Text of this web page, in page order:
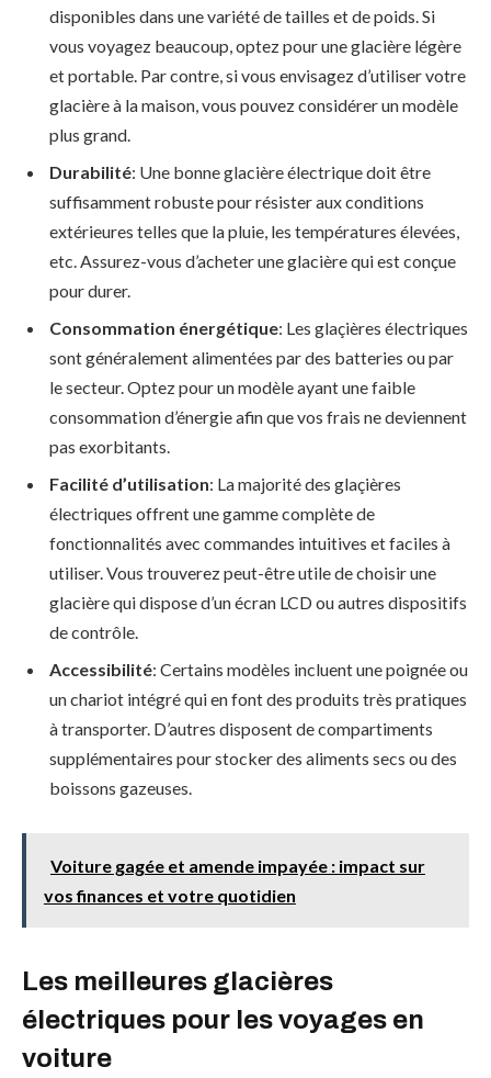
disponibles dans une variété de tailles et de poids. Si
vous voyagez beaucoup, optez pour une glacière légère
et portable. Par contre, si vous envisagez d’utiliser votre
glacière à la maison, vous pouvez considérer un modèle
plus grand.
Durabilité: Une bonne glacière électrique doit être
suffisamment robuste pour résister aux conditions
extérieures telles que la pluie, les températures élevées,
etc. Assurez-vous d’acheter une glacière qui est conçue
pour durer.
Consommation énergétique: Les glaçières électriques
sont généralement alimentées par des batteries ou par
le secteur. Optez pour un modèle ayant une faible
consommation d’énergie afin que vos frais ne deviennent
pas exorbitants.
Facilité d’utilisation: La majorité des glaçières
électriques offrent une gamme complète de
fonctionnalités avec commandes intuitives et faciles à
utiliser. Vous trouverez peut-être utile de choisir une
glacière qui dispose d’un écran LCD ou autres dispositifs
de contrôle.
Accessibilité: Certains modèles incluent une poignée ou
un chariot intégré qui en font des produits très pratiques
à transporter. D’autres disposent de compartiments
supplémentaires pour stocker des aliments secs ou des
boissons gazeuses.
Voiture gagée et amende impayée : impact sur
vos finances et votre quotidien
Les meilleures glacières
électriques pour les voyages en
voiture